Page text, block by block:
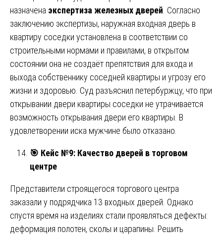
назначена экспертиза железных дверей . Согласно
заключению экспертизы, наружная входная дверь в
квартиру соседки установлена в соответствии со
строительными нормами и правилами, в открытом
состоянии она не создаёт препятствия для входа и
выхода собственнику соседней квартиры и угрозу его
жизни и здоровью. Суд разъяснил петербуржцу, что при
открывании двери квартиры соседки не утрачивается
возможность открывания двери его квартиры. В
удовлетворении иска мужчине было отказано.
🎯 Кейс №9: Качество дверей в торговом
центре
Представители строящегося торгового центра
заказали у подрядчика 13 входных дверей. Однако
спустя время на изделиях стали проявляться дефекты:
деформация полотен, сколы и царапины. Решить